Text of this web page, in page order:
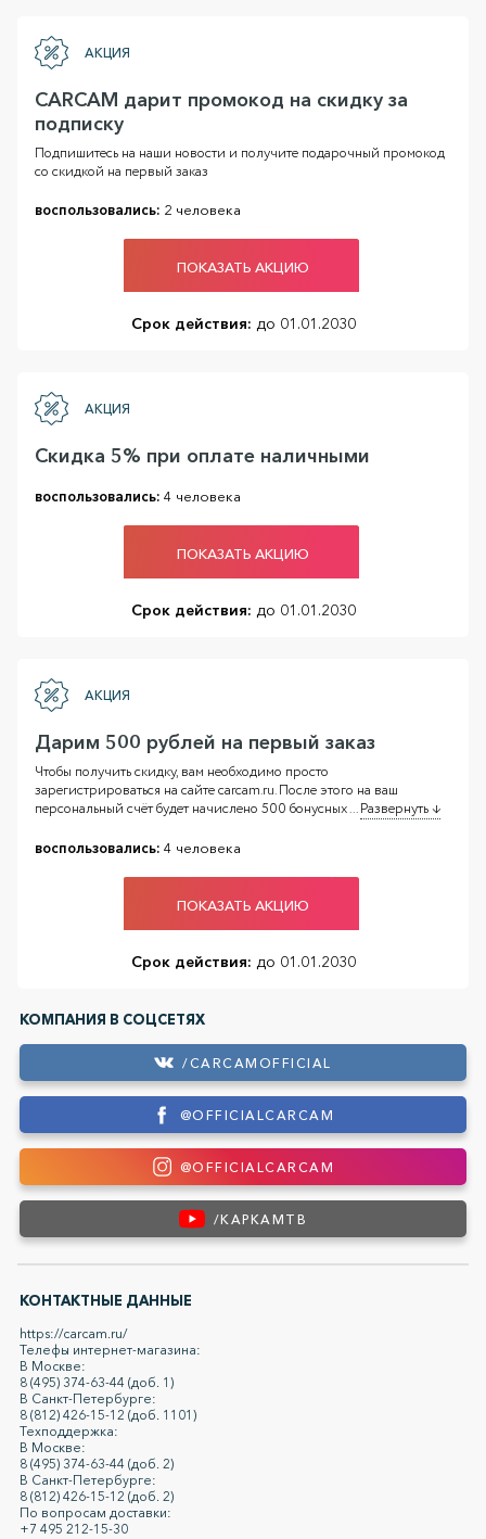
КОМПАНИЯ В СОЦСЕТЯХ
/CARCAMOFFICIAL
@OFFICIALCARCAM
@OFFICIALCARCAM
/KAPKAMTB
КОНТАКТНЫЕ ДАННЫЕ
https://carcam.ru/
Телефы интернет-магазина:
В Москве:
8 (495) 374-63-44 (доб. 1)
В Санкт-Петербурге:
8 (812) 426-15-12 (доб. 1101)
Техподдержка:
В Москве:
8 (495) 374-63-44 (доб. 2)
В Санкт-Петербурге:
8 (812) 426-15-12 (доб. 2)
По вопросам доставки:
+7 495 212-15-30
АКЦИЯ
CARCAM дарит промокод на скидку за
подписку
Подпишитесь на наши новости и получите подарочный промокод
со скидкой на первый заказ
воспользовались: 2 человека
ПОКАЗАТЬ АКЦИЮ
Срок действия: до 01.01.2030
АКЦИЯ
Скидка 5% при оплате наличными
воспользовались: 4 человека
ПОКАЗАТЬ АКЦИЮ
Срок действия: до 01.01.2030
АКЦИЯ
Дарим 500 рублей на первый заказ
Чтобы получить скидку, вам необходимо просто
зарегистрироваться на сайте carcam.ru. После этого на ваш
персональный счёт будет начислено 500 бонусных...Развернуть ↓
воспользовались: 4 человека
ПОКАЗАТЬ АКЦИЮ
Срок действия: до 01.01.2030